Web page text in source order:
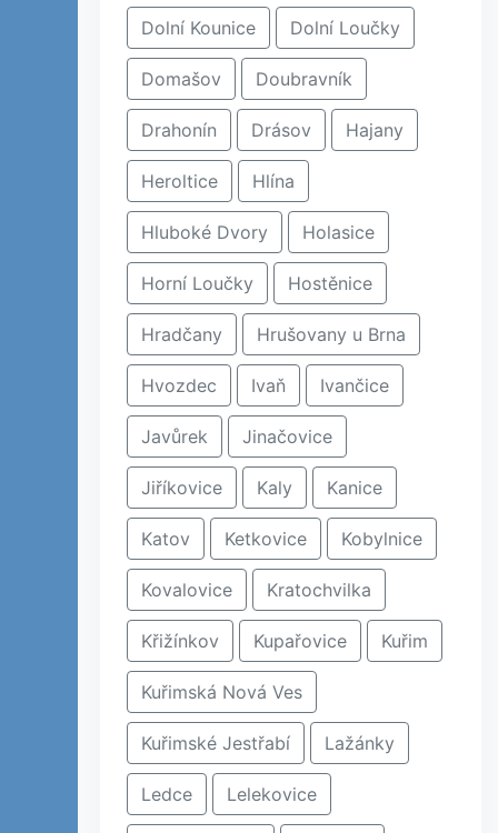
Dolní Kounice Dolní Loučky
Domašov Doubravník
Drahonín Drásov Hajany
Heroltice Hlína
Hluboké Dvory Holasice
Horní Loučky Hostěnice
Hradčany Hrušovany u Brna
Hvozdec Ivaň Ivančice
Javůrek Jinačovice
Jiříkovice Kaly Kanice
Katov Ketkovice Kobylnice
Kovalovice Kratochvilka
Křižínkov Kupařovice Kuřim
Kuřimská Nová Ves
Kuřimské Jestřabí Lažánky
Ledce Lelekovice